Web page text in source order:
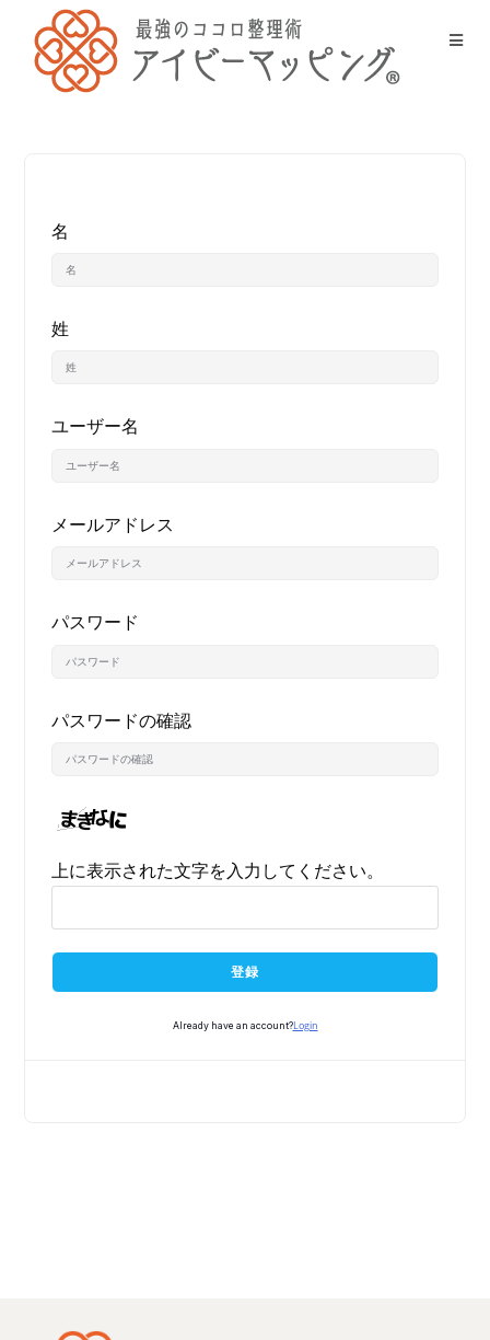
名
姓
ユーザー名
メールアドレス
パスワード
パスワードの確認
上に表示された文字を入力してください。
登録
Already have an account?Login